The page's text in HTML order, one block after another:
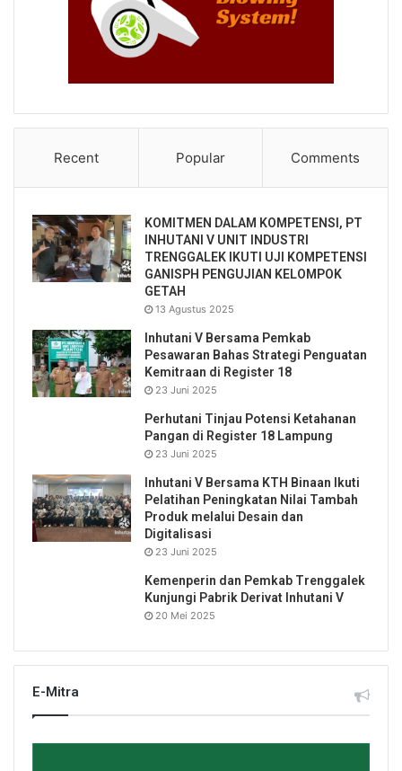
Recent Popular Comments
KOMITMEN DALAM KOMPETENSI, PT
INHUTANI V UNIT INDUSTRI
TRENGGALEK IKUTI UJI KOMPETENSI
GANISPH PENGUJIAN KELOMPOK
GETAH
13 Agustus 2025
Inhutani V Bersama Pemkab
Pesawaran Bahas Strategi Penguatan
Kemitraan di Register 18
23 Juni 2025
Perhutani Tinjau Potensi Ketahanan
Pangan di Register 18 Lampung
23 Juni 2025
Inhutani V Bersama KTH Binaan Ikuti
Pelatihan Peningkatan Nilai Tambah
Produk melalui Desain dan
Digitalisasi
23 Juni 2025
Kemenperin dan Pemkab Trenggalek
Kunjungi Pabrik Derivat Inhutani V
20 Mei 2025
E-Mitra